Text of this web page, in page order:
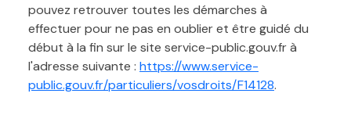
pouvez retrouver toutes les démarches à
effectuer pour ne pas en oublier et être guidé du
début à la fin sur le site service-public.gouv.fr à
l'adresse suivante : https://www.service-
public.gouv.fr/particuliers/vosdroits/F14128.